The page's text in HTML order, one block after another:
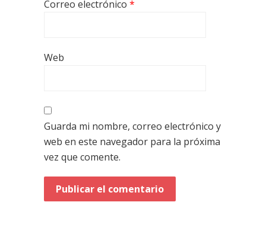
Correo electrónico *
Web
Guarda mi nombre, correo electrónico y
web en este navegador para la próxima
vez que comente.